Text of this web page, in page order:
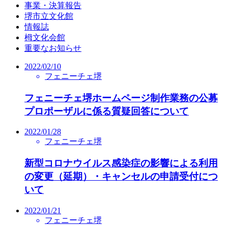
事業・決算報告
堺市立文化館
情報誌
栂文化会館
重要なお知らせ
2022/02/10
フェニーチェ堺
フェニーチェ堺ホームページ制作業務の公募
プロポーザルに係る質疑回答について
2022/01/28
フェニーチェ堺
新型コロナウイルス感染症の影響による利用
の変更（延期）・キャンセルの申請受付につ
いて
2022/01/21
フェニーチェ堺